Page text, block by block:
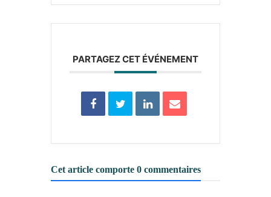
PARTAGEZ CET ÉVÉNEMENT
Cet article comporte 0 commentaires